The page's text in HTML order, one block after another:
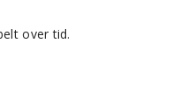
over tid.